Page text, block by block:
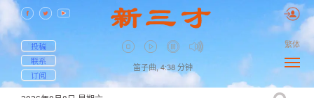
投稿
联系
订阅
笛子曲, 4:38 分钟
繁体